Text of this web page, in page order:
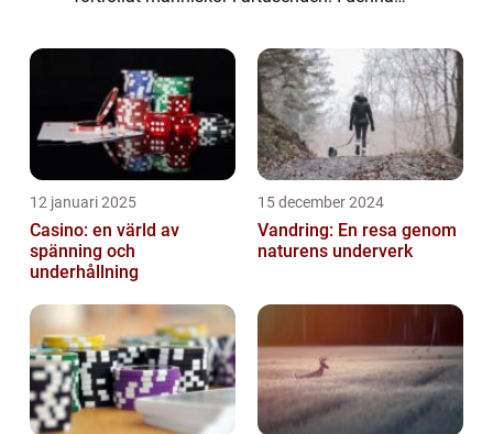
blommor” och lära oss mer om ...
12 januari 2025
Casino: en värld av
spänning och
underhållning
15 december 2024
Vandring: En resa genom
naturens underverk